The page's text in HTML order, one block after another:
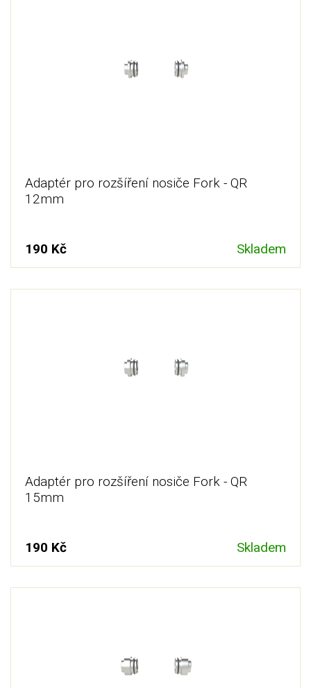
Adaptér pro rozšíření nosiče Fork - QR
12mm
190 Kč Skladem
Adaptér pro rozšíření nosiče Fork - QR
15mm
190 Kč Skladem